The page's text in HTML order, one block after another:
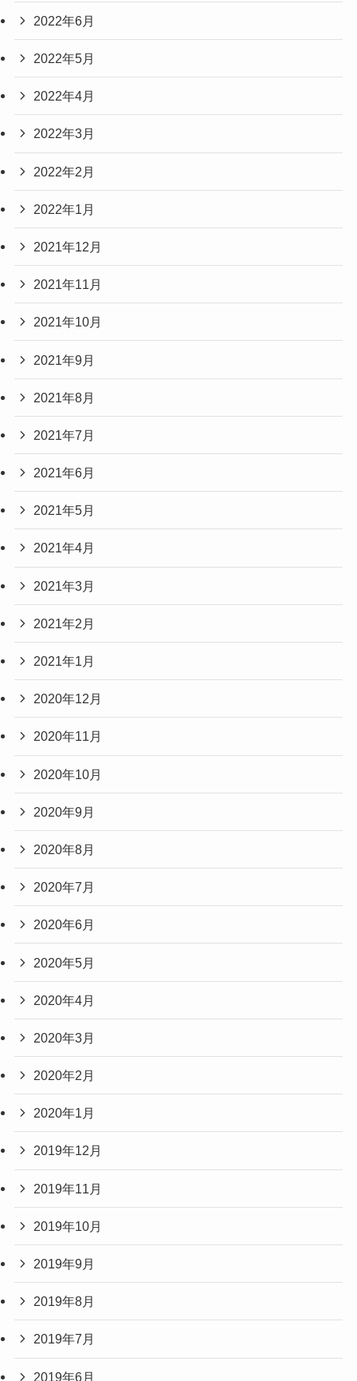
2022年6月
2022年5月
2022年4月
2022年3月
2022年2月
2022年1月
2021年12月
2021年11月
2021年10月
2021年9月
2021年8月
2021年7月
2021年6月
2021年5月
2021年4月
2021年3月
2021年2月
2021年1月
2020年12月
2020年11月
2020年10月
2020年9月
2020年8月
2020年7月
2020年6月
2020年5月
2020年4月
2020年3月
2020年2月
2020年1月
2019年12月
2019年11月
2019年10月
2019年9月
2019年8月
2019年7月
2019年6月